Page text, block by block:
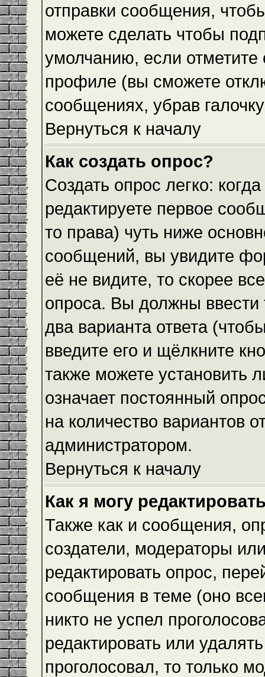
отправки сообщения,
можете сделать чтобы
умолчанию, если
профиле (вы сможете
сообщениях, убрав
Вернуться к началу
Как создать опрос?
Создать опрос легко:
редактируете первое
то права) чуть ниже
сообщений, вы увидите
её не видите, то скорее
опроса. Вы должны
два варианта ответа
введите его и щёлкните
также можете установить
означает постоянный
на количество вариантов
администратором.
Вернуться к началу
Как я могу
Также как и сообщения,
создатели, модераторы
редактировать опрос,
сообщения в теме (оно
никто не успел
редактировать или
проголосовал, то только